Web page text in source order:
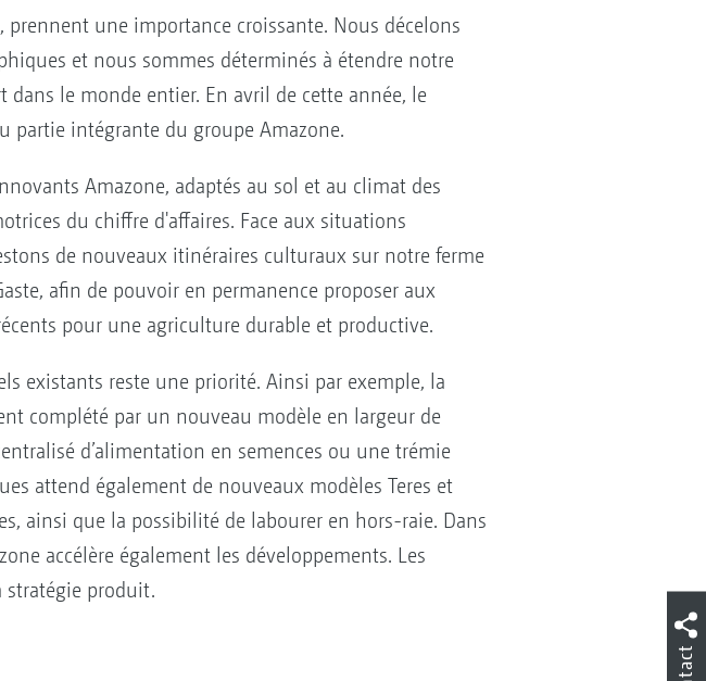
une importance croissante. Nous décelons
et nous sommes déterminés à étendre notre
le monde entier. En avril de cette année, le
partie intégrante du groupe Amazone.
Amazone, adaptés au sol et au climat des
du chiffre d'affaires. Face aux situations
de nouveaux itinéraires culturaux sur notre ferme
afin de pouvoir en permanence proposer aux
pour une agriculture durable et productive.
existants reste une priorité. Ainsi par exemple, la
complété par un nouveau modèle en largeur de
d’alimentation en semences ou une trémie
attend également de nouveaux modèles Teres et
ainsi que la possibilité de labourer en hors-raie. Dans
accélère également les développements. Les
stratégie produit.